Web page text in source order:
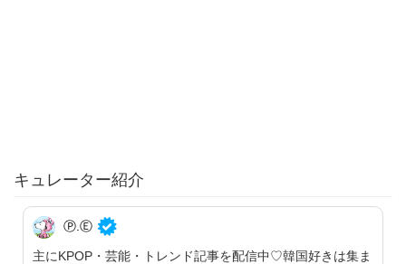
キュレーター紹介
Ⓟ.Ⓔ
主にKPOP・芸能・トレンド記事を配信中♡韓国好きは集ま